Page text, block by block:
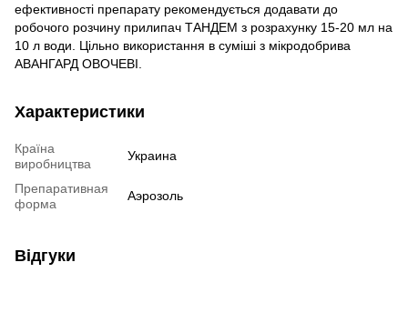
ефективності препарату рекомендується додавати до
робочого розчину прилипач ТАНДЕМ з розрахунку 15-20 мл на
10 л води. Цільно використання в суміші з мікродобрива
АВАНГАРД ОВОЧЕВІ.
Характеристики
Країна
виробництва
Украина
Препаративная
форма
Аэрозоль
Відгуки